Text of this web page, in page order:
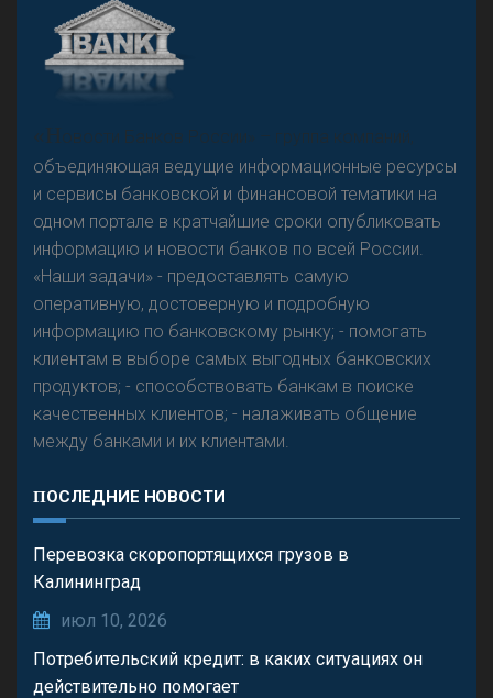
«Н
овости Банков России» – группа компаний,
объединяющая ведущие информационные ресурсы
и сервисы банковской и финансовой тематики на
одном портале в кратчайшие сроки опубликовать
информацию и новости банков по всей России.
«Наши задачи» - предоставлять самую
оперативную, достоверную и подробную
информацию по банковскому рынку; - помогать
клиентам в выборе самых выгодных банковских
продуктов; - способствовать банкам в поиске
качественных клиентов; - налаживать общение
между банками и их клиентами.
ПОСЛЕДНИЕ НОВОСТИ
Перевозка скоропортящихся грузов в
Калининград
июл 10, 2026
Потребительский кредит: в каких ситуациях он
действительно помогает